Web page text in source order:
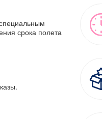
срока полета